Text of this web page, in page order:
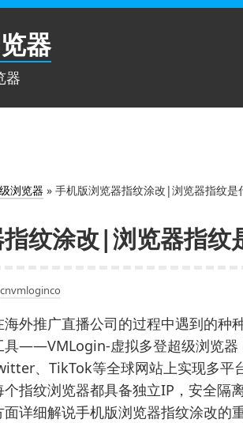
器
器
浏览器 » 手机版浏览器指纹涂改|浏览器指纹是
纹涂改|浏览器指纹
cnvmloginco
外推广直播公司的过程中遇到的种
——VMLogin-虚拟多登超级浏览器
、TikTok等全球网站上实现多平
指纹浏览器都具备独立IP，安全隔
详细解说手机版浏览器指纹涂改的